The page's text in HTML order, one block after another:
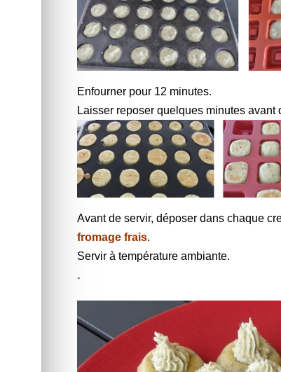
Enfourner pour 12 minutes.
Laisser reposer quelques minutes avant
Avant de servir, déposer dans chaque
fromage frais.
Servir à température ambiante.
.